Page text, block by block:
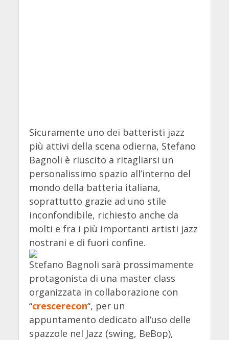
Sicuramente uno dei batteristi jazz
più attivi della scena odierna, Stefano
Bagnoli è riuscito a ritagliarsi un
personalissimo spazio all’interno del
mondo della batteria italiana,
soprattutto grazie ad uno stile
inconfondibile, richiesto anche da
molti e fra i più importanti artisti jazz
nostrani e di fuori confine.
Stefano Bagnoli sarà prossimamente
protagonista di una master class
organizzata in collaborazione con
“crescerecon“, per un
appuntamento dedicato all’uso delle
spazzole nel Jazz (swing, BeBop),